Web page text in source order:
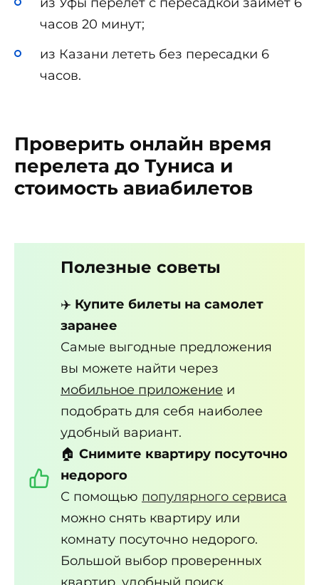
часов 20 минут;
из Казани лететь без пересадки 6
часов.
Проверить онлайн время
перелета до Туниса и
стоимость авиабилетов
Полезные советы
✈️ Купите билеты на самолет
заранее
Самые выгодные предложения
вы можете найти через
мобильное приложение и
подобрать для себя наиболее
удобный вариант.
🏠 Снимите квартиру посуточно
недорого
С помощью популярного сервиса
можно снять квартиру или
комнату посуточно недорого.
Большой выбор проверенных